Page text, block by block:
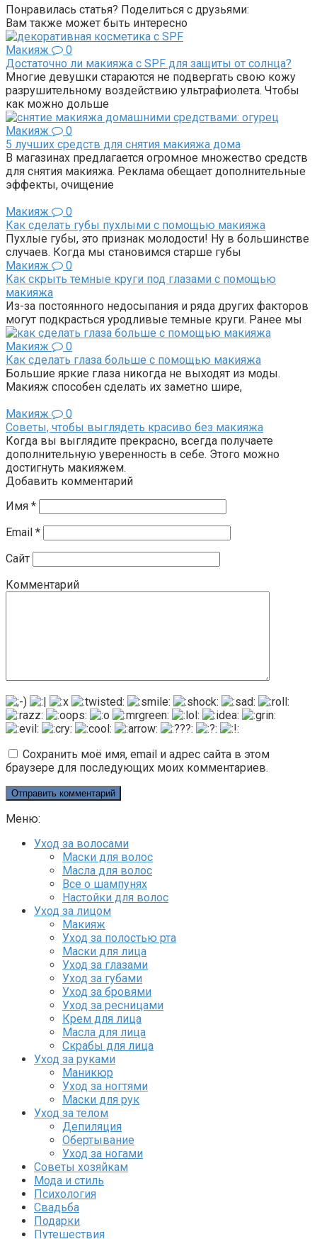
Понравилась статья? Поделиться с друзьями:
Вам также может быть интересно
Макияж
0
Достаточно ли макияжа с SPF для защиты от солнца?
Многие девушки стараются не подвергать свою кожу
разрушительному воздействию ультрафиолета. Чтобы
как можно дольше
Макияж
0
5 лучших средств для снятия макияжа дома
В магазинах предлагается огромное множество средств
для снятия макияжа. Реклама обещает дополнительные
эффекты, очищение
Макияж
0
Как сделать губы пухлыми с помощью макияжа
Пухлые губы, это признак молодости! Ну в большинстве
случаев. Когда мы становимся старше губы
Макияж
0
Как скрыть темные круги под глазами с помощью
макияжа
Из-за постоянного недосыпания и ряда других факторов
могут подкрасться уродливые темные круги. Ранее мы
Макияж
0
Как сделать глаза больше с помощью макияжа
Большие яркие глаза никогда не выходят из моды.
Макияж способен сделать их заметно шире,
Макияж
0
Советы, чтобы выглядеть красиво без макияжа
Когда вы выглядите прекрасно, всегда получаете
дополнительную уверенность в себе. Этого можно
достигнуть макияжем.
Добавить комментарий
Имя *
Email *
Сайт
Комментарий
Сохранить моё имя, email и адрес сайта в этом
браузере для последующих моих комментариев.
Меню:
Уход за волосами
Маски для волос
Масла для волос
Все о шампунях
Настойки для волос
Уход за лицом
Макияж
Уход за полостью рта
Маски для лица
Уход за глазами
Уход за губами
Уход за бровями
Уход за ресницами
Крем для лица
Масла для лица
Скрабы для лица
Уход за руками
Маникюр
Уход за ногтями
Маски для рук
Уход за телом
Депиляция
Обертывание
Уход за ногами
Советы хозяйкам
Мода и стиль
Психология
Свадьба
Подарки
Путешествия